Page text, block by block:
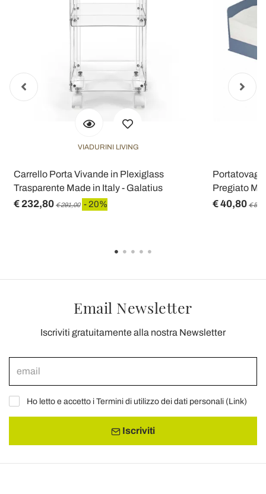
VIADURINI LIVING
Carrello Porta Vivande in Plexiglass
Trasparente Made in Italy - Galatius
€ 232,80 € 291,00 - 20%
Pregiato
€ 40,80 €
Email Newsletter
Iscriviti gratuitamente alla nostra Newsletter
Ho letto e accetto i Termini di utilizzo dei dati personali (Link)
Iscriviti